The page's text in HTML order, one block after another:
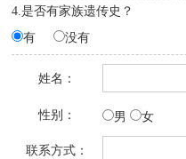
4.是否有家族遗传史？
有
没有
姓名：
性别： 男 女
联系方式：